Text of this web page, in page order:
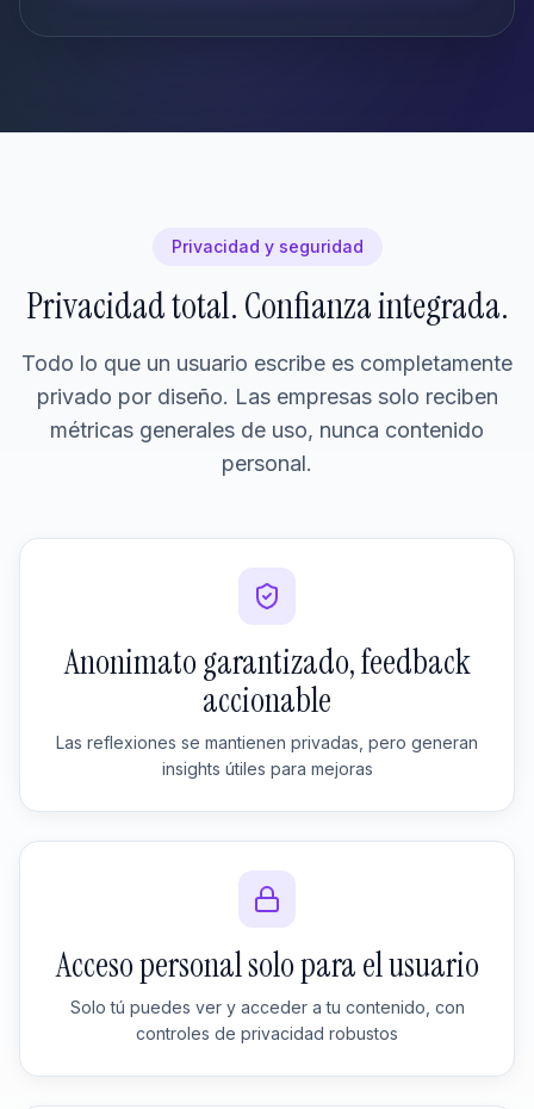
Privacidad y seguridad
Privacidad total. Confianza integrada.
Todo lo que un usuario escribe es completamente
privado por diseño. Las empresas solo reciben
métricas generales de uso, nunca contenido
personal.
Anonimato garantizado, feedback
accionable
Las reflexiones se mantienen privadas, pero generan
insights útiles para mejoras
Acceso personal solo para el usuario
Solo tú puedes ver y acceder a tu contenido, con
controles de privacidad robustos